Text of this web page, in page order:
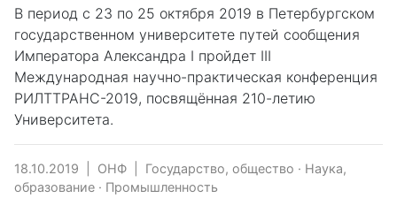
В период с 23 по 25 октября 2019 в Петербургском
государственном университете путей сообщения
Императора Александра I пройдет III
Международная научно-практическая конференция
РИЛТТРАНС-2019, посвящённая 210-летию
Университета.
18.10.2019 ОНФ Государство, общество · Наука,
образование · Промышленность